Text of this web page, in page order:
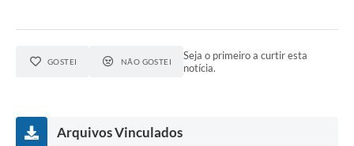
GOSTEI NÃO GOSTEI
Seja o primeiro a curtir esta
notícia.
Arquivos Vinculados